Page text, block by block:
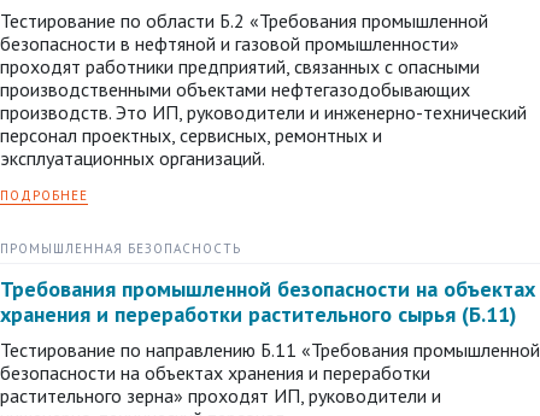
Тестирование по области Б.2 «Требования промышленной
безопасности в нефтяной и газовой промышленности»
проходят работники предприятий, связанных с опасными
производственными объектами нефтегазодобывающих
производств. Это ИП, руководители и инженерно-технический
персонал проектных, сервисных, ремонтных и
эксплуатационных организаций.
ПОДРОБНЕЕ
ПРОМЫШЛЕННАЯ БЕЗОПАСНОСТЬ
Требования промышленной безопасности на объектах
хранения и переработки растительного сырья (Б.11)
Тестирование по направлению Б.11 «Требования промышленной
безопасности на объектах хранения и переработки
растительного зерна» проходят ИП, руководители и